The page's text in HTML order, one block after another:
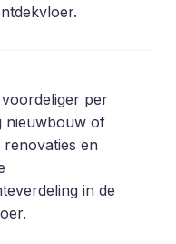
per
nieuwbouw of
en
in de